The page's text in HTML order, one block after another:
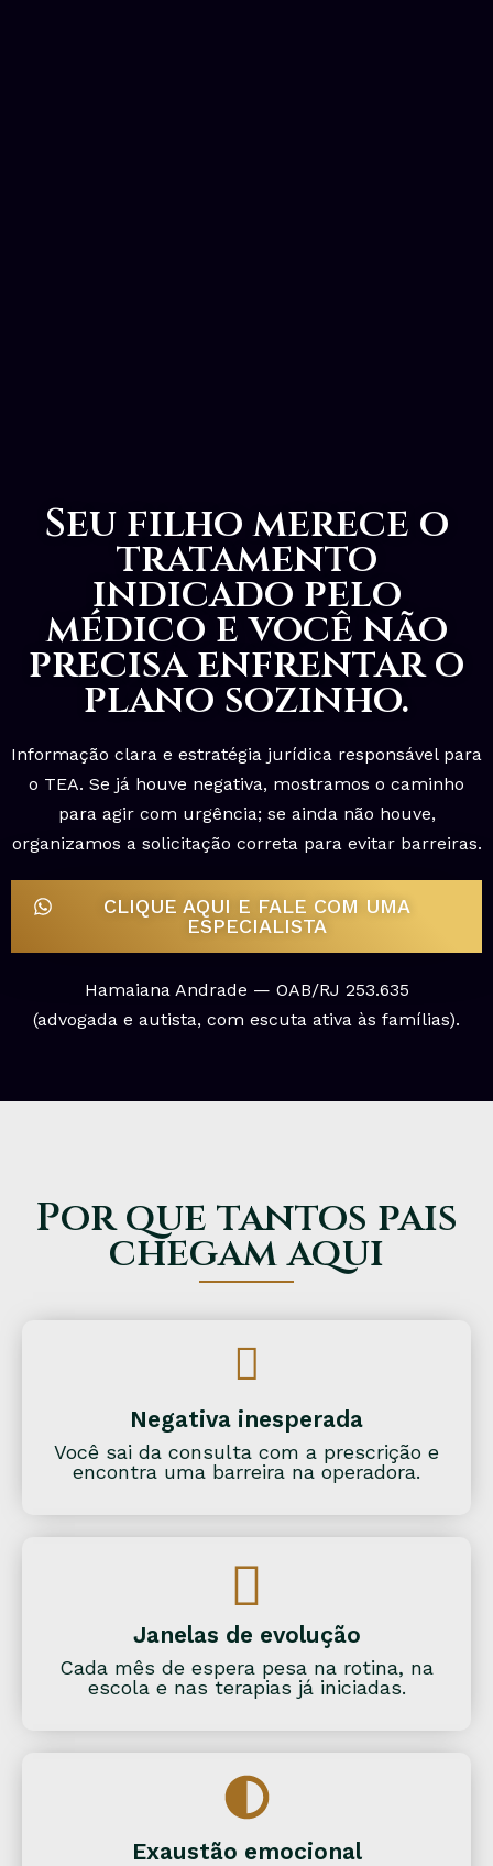
Seu filho merece o
tratamento
indicado pelo
médico e você não
precisa enfrentar o
plano sozinho.
Informação clara e estratégia jurídica responsável para
o TEA. Se já houve negativa, mostramos o caminho
para agir com urgência; se ainda não houve,
organizamos a solicitação correta para evitar barreiras.
CLIQUE AQUI E FALE COM UMA
ESPECIALISTA
Hamaiana Andrade — OAB/RJ 253.635
(advogada e autista, com escuta ativa às famílias).
Por que tantos pais
chegam aqui
Negativa inesperada
Você sai da consulta com a prescrição e
encontra uma barreira na operadora.
Janelas de evolução
Cada mês de espera pesa na rotina, na
escola e nas terapias já iniciadas.
Exaustão emocional